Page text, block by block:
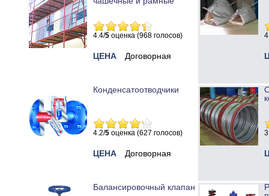
4.4/5 оценка (968 голосов)
ЦЕНА Договорная
Конденсатоотводчики
4.2/5 оценка (627 голосов)
ЦЕНА Договорная
Балансировочный клапан